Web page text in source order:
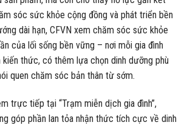
sóc sức khỏe cộng đồng và phát triển bền
dài hạn, CFVN xem chăm sóc sức khỏe
của lối sống bền vững – nơi mỗi gia đình
thức, có thêm lựa chọn dinh dưỡng phù
quen chăm sóc bản thân từ sớm.
trực tiếp tại “Trạm miễn dịch gia đình”,
góp phần lan tỏa nhận thức tích cực về dinh